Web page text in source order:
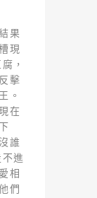
果
現
，
擊
。
在
誰
進
相
們